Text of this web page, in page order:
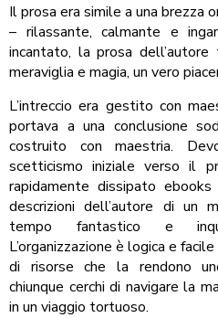
Il prosa era simile a una brezza
– rilassante, calmante e
incantato, la prosa
meraviglia e magia, un vero
L’intreccio era gestito con
portava a una conclusione
costruito con maestria.
scetticismo iniziale verso il
rapidamente dissipato
descrizioni dell’autore di un
tempo fantastico e
L’organizzazione è logica e
di risorse che la rendono
chiunque cerchi di navigare la
in un viaggio tortuoso.